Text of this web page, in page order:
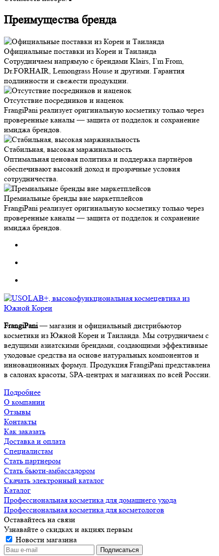
Преимущества бренда
Официальные поставки из Кореи и Таиланда
Сотрудничаем напрямую с брендами Klairs, I’m From,
Dr.FORHAIR, Lemongrass House и другими. Гарантия
подлинности и свежести продукции.
Отсутствие посредников и наценок
FrangiPani реализует оригинальную косметику только через
проверенные каналы — защита от подделок и сохранение
имиджа брендов.
Стабильная, высокая маржинальность
Оптимальная ценовая политика и поддержка партнёров
обеспечивают высокий доход и прозрачные условия
сотрудничества.
Премиальные бренды вне маркетплейсов
FrangiPani реализует оригинальную косметику только через
проверенные каналы — защита от подделок и сохранение
имиджа брендов.
FrangiPani— магазин и официальный дистрибьютор
косметики из Южной Кореи и Таиланда. Мы сотрудничаем с
ведущими азиатскими брендами, создающими эффективные
уходовые средства на основе натуральных компонентов и
инновационных формул. Продукция FrangiPani представлена
в салонах красоты, SPA-центрах и магазинах по всей России.
Подробнее
О компании
Отзывы
Контакты
Как заказать
Доставка и оплата
Специалистам
Стать партнером
Стать бьюти-амбассадором
Скачать электронный каталог
Каталог
Профессиональная косметика для домашнего ухода
Профессиональная косметика для косметологов
Оставайтесь на связи
Узнавайте о скидках и акциях первым
Новости магазина